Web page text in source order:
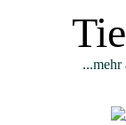
...mehr